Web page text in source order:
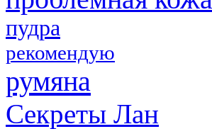
пудра
рекомендую
румяна
Секреты Лан